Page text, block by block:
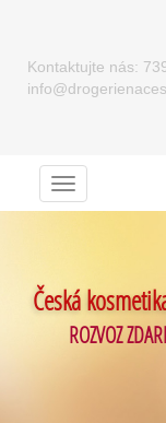
Kontaktujte nás:
Menu
Česká
ROZVOZ